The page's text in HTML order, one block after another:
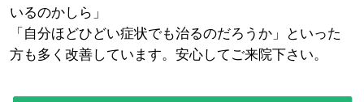
いるのかしら」
「自分ほどひどい症状でも治るのだろうか」といった
方も多く改善しています。安心してご来院下さい。